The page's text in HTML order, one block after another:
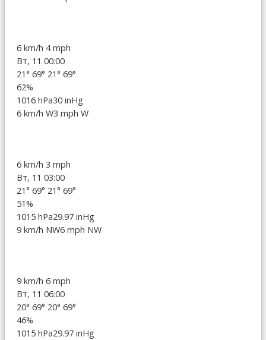
6 km/h 4 mph
Вт, 11 00:00
21° 69° 21° 69°
62%
1016 hPa30 inHg
6 km/h W3 mph W
6 km/h 3 mph
Вт, 11 03:00
21° 69° 21° 69°
51%
1015 hPa29.97 inHg
9 km/h NW6 mph NW
9 km/h 6 mph
Вт, 11 06:00
20° 69° 20° 69°
46%
1015 hPa29.97 inHg